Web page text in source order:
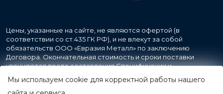
Цены, указанные на сайте, не являются офертой (в
соответствии со ст.435 ГК РФ), и не влекут за собой
обязательств ООО «Евразия Металл» по заключению
Договора. Окончательная стоимость и сроки поставки
уточняются после составления Спецификации и
фиксируются в Счете на оплату, а также Спецификации на
поставку товара.
Мы используем cookie для корректной работы нашего